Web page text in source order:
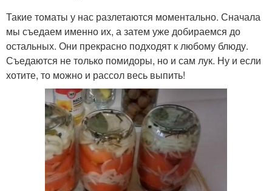
Такие томаты у нас разлетаются моментально. Сначала
мы съедаем именно их, а затем уже добираемся до
остальных. Они прекрасно подходят к любому блюду.
Съедаются не только помидоры, но и сам лук. Ну и если
хотите, то можно и рассол весь выпить!